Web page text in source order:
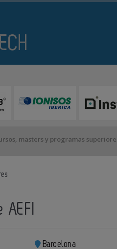
masters y programas
Barcelona